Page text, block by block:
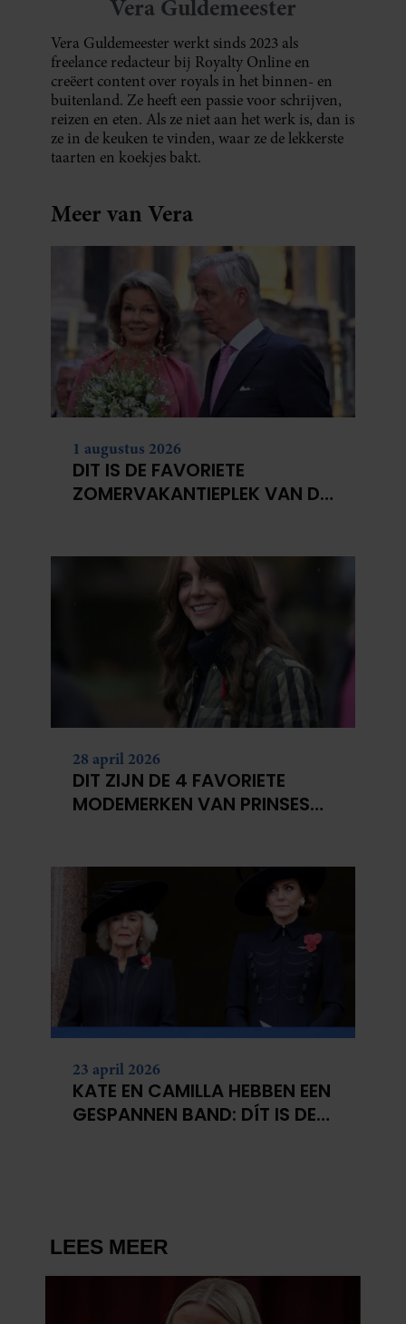
Vera Guldemeester
Vera Guldemeester werkt sinds 2023 als
freelance redacteur bij Royalty Online en
creëert content over royals in het binnen- en
buitenland. Ze heeft een passie voor schrijven,
reizen en eten. Als ze niet aan het werk is, dan is
ze in de keuken te vinden, waar ze de lekkerste
taarten en koekjes bakt.
Meer van Vera
1 augustus 2026
DIT IS DE FAVORIETE
ZOMERVAKANTIEPLEK VAN DE
28 april 2026
DIT ZIJN DE 4 FAVORIETE
MODEMERKEN VAN PRINSES
23 april 2026
KATE EN CAMILLA HEBBEN EEN
GESPANNEN BAND: DÍT IS DE